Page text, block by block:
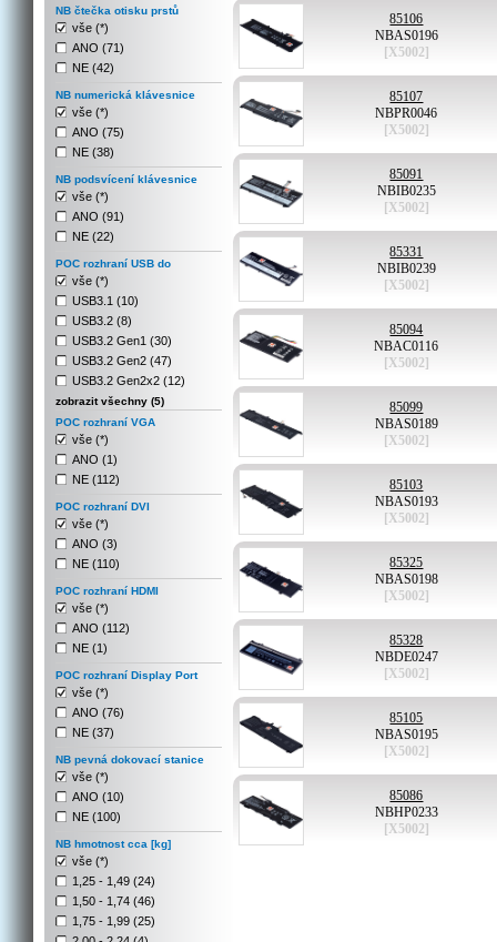
NB čtečka otisku prstů
vše (*)
ANO (71)
NE (42)
NB numerická klávesnice
vše (*)
ANO (75)
NE (38)
NB podsvícení klávesnice
vše (*)
ANO (91)
NE (22)
POC rozhraní USB do
vše (*)
USB3.1 (10)
USB3.2 (8)
USB3.2 Gen1 (30)
USB3.2 Gen2 (47)
USB3.2 Gen2x2 (12)
zobrazit všechny (5)
POC rozhraní VGA
vše (*)
ANO (1)
NE (112)
POC rozhraní DVI
vše (*)
ANO (3)
NE (110)
POC rozhraní HDMI
vše (*)
ANO (112)
NE (1)
POC rozhraní Display Port
vše (*)
ANO (76)
NE (37)
NB pevná dokovací stanice
vše (*)
ANO (10)
NE (100)
NB hmotnost cca [kg]
vše (*)
1,25 - 1,49 (24)
1,50 - 1,74 (46)
1,75 - 1,99 (25)
85106
NBAS0196
[X5002]
85107
NBPR0046
[X5002]
85091
NBIB0235
[X5002]
85331
NBIB0239
[X5002]
85094
NBAC0116
[X5002]
85099
NBAS0189
[X5002]
85103
NBAS0193
[X5002]
85325
NBAS0198
[X5002]
85328
NBDE0247
[X5002]
85105
NBAS0195
[X5002]
85086
NBHP0233
[X5002]